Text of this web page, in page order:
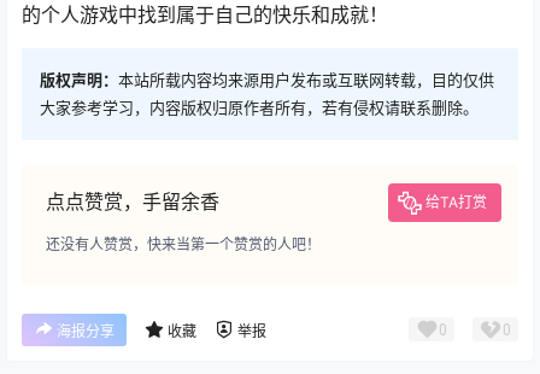
的个人游戏中找到属于自己的快乐和成就！
版权声明： 本站所载内容均来源用户发布或互联网转载，目的仅供
大家参考学习，内容版权归原作者所有，若有侵权请联系删除。
点点赞赏，手留余香 给TA打赏
还没有人赞赏，快来当第一个赞赏的人吧！
海报分享 收藏 举报 0 0